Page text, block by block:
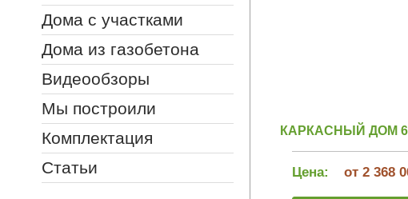
КАРКАСНЫЙ ДОМ
Цена: от 2 368
Дома с участками
Дома из газобетона
Видеообзоры
Мы построили
Комплектация
Статьи